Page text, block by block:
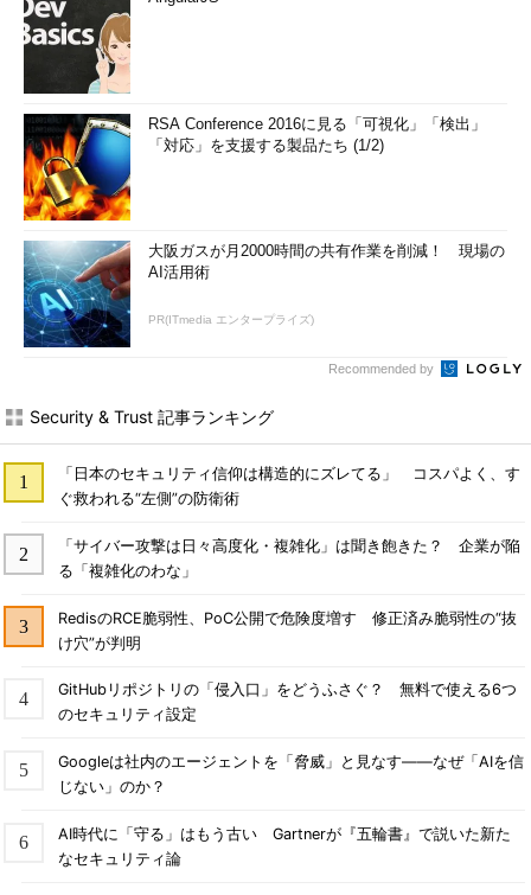
RSA Conference 2016に見る「可視化」「検出」
「対応」を支援する製品たち (1/2)
大阪ガスが月2000時間の共有作業を削減！ 現場の
AI活用術
PR(ITmedia エンタープライズ)
Recommended by
Security & Trust 記事ランキング
「日本のセキュリティ信仰は構造的にズレてる」 コスパよく、す
ぐ救われる“左側”の防衛術
「サイバー攻撃は日々高度化・複雑化」は聞き飽きた？ 企業が陥
る「複雑化のわな」
RedisのRCE脆弱性、PoC公開で危険度増す 修正済み脆弱性の“抜
け穴”が判明
GitHubリポジトリの「侵入口」をどうふさぐ？ 無料で使える6つ
のセキュリティ設定
Googleは社内のエージェントを「脅威」と見なす――なぜ「AIを信
じない」のか？
AI時代に「守る」はもう古い Gartnerが『五輪書』で説いた新た
なセキュリティ論